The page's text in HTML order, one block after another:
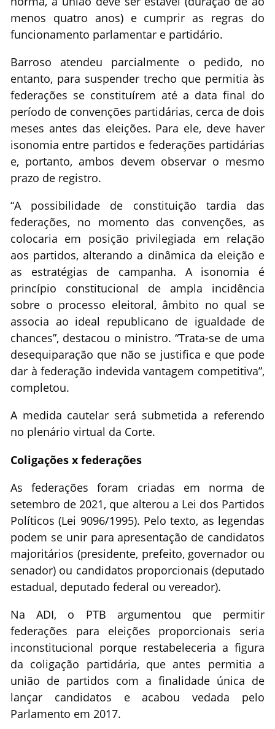
menos quatro anos) e cumprir as regras do
funcionamento parlamentar e partidário.
Barroso atendeu parcialmente o pedido, no
entanto, para suspender trecho que permitia às
federações se constituírem até a data final do
período de convenções partidárias, cerca de dois
meses antes das eleições. Para ele, deve haver
isonomia entre partidos e federações partidárias
e, portanto, ambos devem observar o mesmo
prazo de registro.
“A possibilidade de constituição tardia das
federações, no momento das convenções, as
colocaria em posição privilegiada em relação
aos partidos, alterando a dinâmica da eleição e
as estratégias de campanha. A isonomia é
princípio constitucional de ampla incidência
sobre o processo eleitoral, âmbito no qual se
associa ao ideal republicano de igualdade de
chances”, destacou o ministro. “Trata-se de uma
desequiparação que não se justifica e que pode
dar à federação indevida vantagem competitiva”,
completou.
A medida cautelar será submetida a referendo
no plenário virtual da Corte.
Coligações x federações
As federações foram criadas em norma de
setembro de 2021, que alterou a Lei dos Partidos
Políticos (Lei 9096/1995). Pelo texto, as legendas
podem se unir para apresentação de candidatos
majoritários (presidente, prefeito, governador ou
senador) ou candidatos proporcionais (deputado
estadual, deputado federal ou vereador).
Na ADI, o PTB argumentou que permitir
federações para eleições proporcionais seria
inconstitucional porque restabeleceria a figura
da coligação partidária, que antes permitia a
união de partidos com a finalidade única de
lançar candidatos e acabou vedada pelo
Parlamento em 2017.